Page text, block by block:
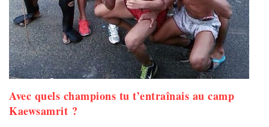
Avec quels champions tu t’entraînais au camp
Kaewsamrit ?